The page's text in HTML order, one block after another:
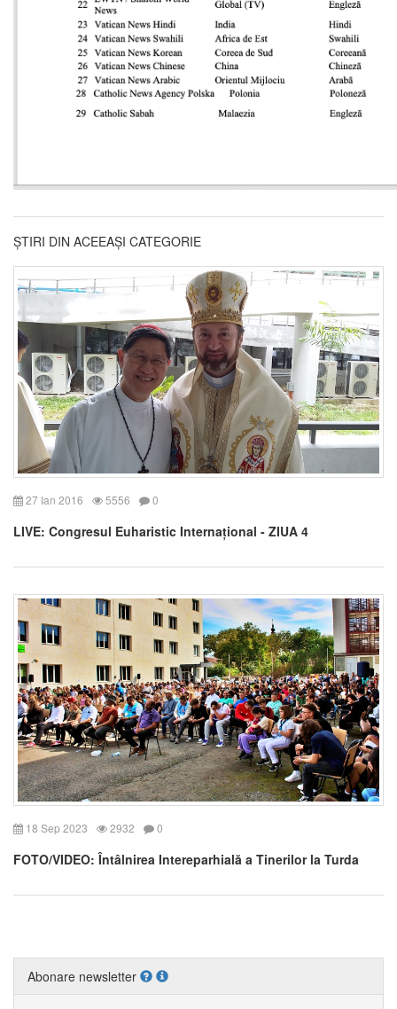
ȘTIRI DIN ACEEAȘI CATEGORIE
27 Ian 2016 5556 0
LIVE: Congresul Euharistic Internațional - ZIUA 4
18 Sep 2023 2932 0
FOTO/VIDEO: Întâlnirea Intereparhială a Tinerilor la Turda
Abonare newsletter